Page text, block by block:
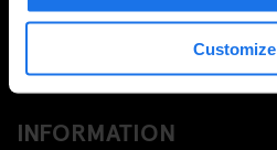
Customize
S'INSCRIRE
INFORMATION